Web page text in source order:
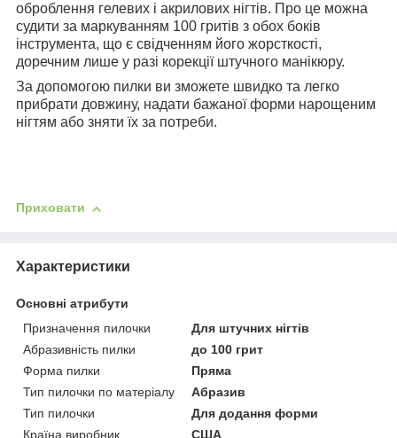
оброблення гелевих і акрилових нігтів. Про це можна
судити за маркуванням 100 гритів з обох боків
інструмента, що є свідченням його жорсткості,
доречним лише у разі корекції штучного манікюру.
За допомогою пилки ви зможете швидко та легко
прибрати довжину, надати бажаної форми нарощеним
нігтям або зняти їх за потреби.
Приховати
Характеристики
Основні атрибути
Призначення пилочки
Для штучних нігтів
Абразивність пилки
до 100 грит
Форма пилки
Пряма
Тип пилочки по матеріалу
Абразив
Тип пилочки
Для додання форми
Країна виробник
США